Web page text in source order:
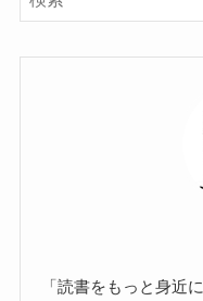
「読書をもっと身近